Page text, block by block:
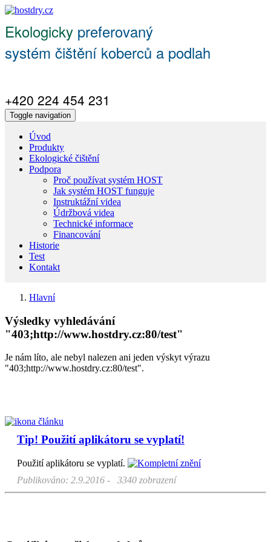
Ekologicky preferovaný
systém čištění koberců a podlah
+420 224 454 231
Toggle navigation
Úvod
Produkty
Ekologické čištění
Podpora
Proč používat systém HOST
Jak systém HOST funguje
Instruktážní videa
Údržbová videa
Technické informace
Financování
Historie
Test
Kontakt
Hlavní
Výsledky vyhledávání
"403;http://www.hostdry.cz:80/test"
Je nám líto, ale nebyl nalezen ani jeden výskyt výrazu
"403;http://www.hostdry.cz:80/test".
Tip! Použití aplikátoru se vyplatí!
Použití aplikátoru se vyplatí.
Publikováno: 2.9.2016 - 3340 zobrazení